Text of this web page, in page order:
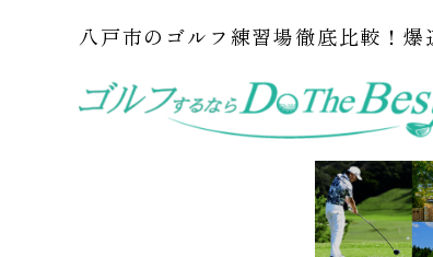
八戸市のゴルフ練習場徹底比較！